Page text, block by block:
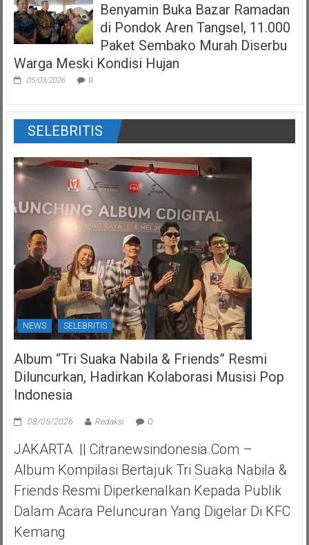
Benyamin Buka Bazar Ramadan
di Pondok Aren Tangsel, 11.000
Paket Sembako Murah Diserbu
Warga Meski Kondisi Hujan
05/03/2026 0
SELEBRITIS
NEWS SELEBRITIS
Album “Tri Suaka Nabila & Friends” Resmi
Diluncurkan, Hadirkan Kolaborasi Musisi Pop
Indonesia
08/05/2026 Redaksi 0
JAKARTA || Citranewsindonesia.com –
Album Kompilasi Bertajuk Tri Suaka Nabila &
Friends Resmi Diperkenalkan Kepada Publik
Dalam Acara Peluncuran Yang Digelar Di KFC
Kemang